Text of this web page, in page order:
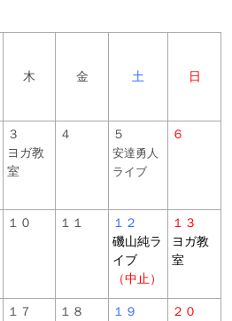
木 金 土 日
３
ヨガ教
室
４ ５
安達勇人
ライブ
６
１０ １１
１２
磯山純ラ
イブ
（中止）
１３
ヨガ教
室
１７
１８ １９ ２０